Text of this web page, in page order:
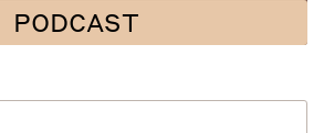
PODCAST